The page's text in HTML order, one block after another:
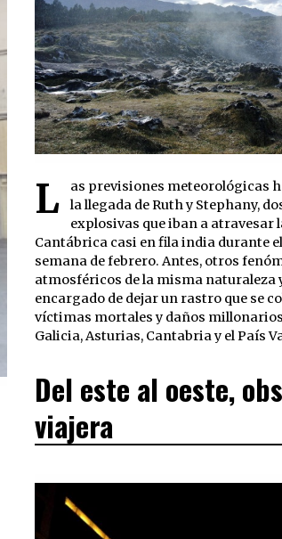
L
as previsiones meteorológicas
la llegada de Ruth y Stephany,
explosivas que iban a atravesar
Cantábrica casi en fila india durante
semana de febrero. Antes, otros
atmosféricos de la misma naturaleza
encargado de dejar un rastro que se
víctimas mortales y daños
Galicia, Asturias, Cantabria y el País
Del este al oeste,
viajera